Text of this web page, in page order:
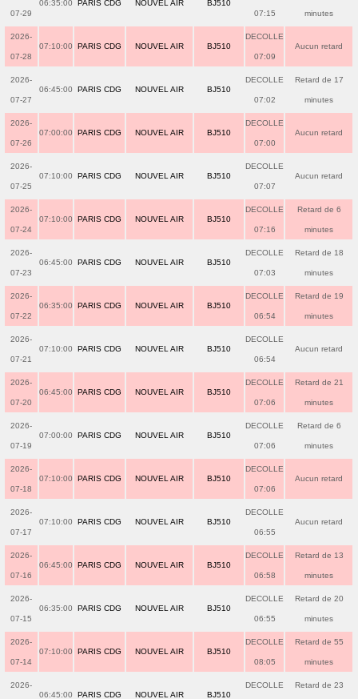
07-29
06:35:00 PARIS CDG NOUVEL AIR BJ510
07:15 minutes
2026-
07-28
07:10:00 PARIS CDG NOUVEL AIR BJ510
DECOLLE
07:09
Aucun retard
2026-
07-27
06:45:00 PARIS CDG NOUVEL AIR BJ510
DECOLLE
07:02
Retard de 17
minutes
2026-
07-26
07:00:00 PARIS CDG NOUVEL AIR BJ510
DECOLLE
07:00
Aucun retard
2026-
07-25
07:10:00 PARIS CDG NOUVEL AIR BJ510
DECOLLE
07:07
Aucun retard
2026-
07-24
07:10:00 PARIS CDG NOUVEL AIR BJ510
DECOLLE
07:16
Retard de 6
minutes
2026-
07-23
06:45:00 PARIS CDG NOUVEL AIR BJ510
DECOLLE
07:03
Retard de 18
minutes
2026-
07-22
06:35:00 PARIS CDG NOUVEL AIR BJ510
DECOLLE
06:54
Retard de 19
minutes
2026-
07-21
07:10:00 PARIS CDG NOUVEL AIR BJ510
DECOLLE
06:54
Aucun retard
2026-
07-20
06:45:00 PARIS CDG NOUVEL AIR BJ510
DECOLLE
07:06
Retard de 21
minutes
2026-
07-19
07:00:00 PARIS CDG NOUVEL AIR BJ510
DECOLLE
07:06
Retard de 6
minutes
2026-
07-18
07:10:00 PARIS CDG NOUVEL AIR BJ510
DECOLLE
07:06
Aucun retard
2026-
07-17
07:10:00 PARIS CDG NOUVEL AIR BJ510
DECOLLE
06:55
Aucun retard
2026-
07-16
06:45:00 PARIS CDG NOUVEL AIR BJ510
DECOLLE
06:58
Retard de 13
minutes
2026-
07-15
06:35:00 PARIS CDG NOUVEL AIR BJ510
DECOLLE
06:55
Retard de 20
minutes
2026-
07-14
07:10:00 PARIS CDG NOUVEL AIR BJ510
DECOLLE
08:05
Retard de 55
minutes
2026-
06:45:00
PARIS CDG NOUVEL AIR BJ510
DECOLLE Retard de 23